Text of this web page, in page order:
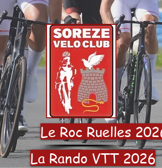
Le Roc Ruelles 2026
La Rando VTT 2026